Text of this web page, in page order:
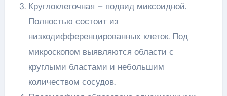
Круглоклеточная – подвид миксоидной.
Полностью состоит из
низкодифференцированных клеток. Под
микроскопом выявляются области с
круглыми бластами и небольшим
количеством сосудов.